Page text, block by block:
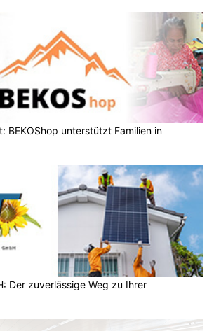
BEKOShop unterstützt Familien in
Der zuverlässige Weg zu Ihrer